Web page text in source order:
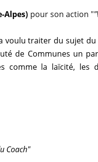
Alpes) pour son action "
traiter du sujet
de Communes un
comme la laïcité, les
Coach"